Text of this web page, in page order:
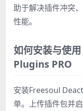
助于解决插件冲突
性能。
如何安装与使
Plugins PRO
安装Freesoul
单。上传插件包并